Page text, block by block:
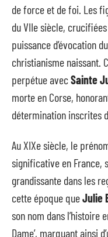
de force et de foi. Les
du VIIe siècle,
puissance d’évocation
christianisme naissant.
perpétue avecSainte
morte en Corse,
détermination inscrites
Au XIXe siècle, le
significative en France,
grandissante dans les
cette époque queJulie
son nom dans l’histoire
Dame’, marquant ainsi